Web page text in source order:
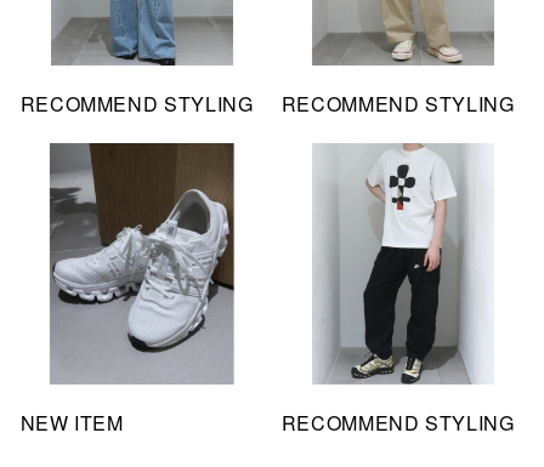
RECOMMEND STYLING RECOMMEND STYLING
NEW ITEM RECOMMEND STYLING